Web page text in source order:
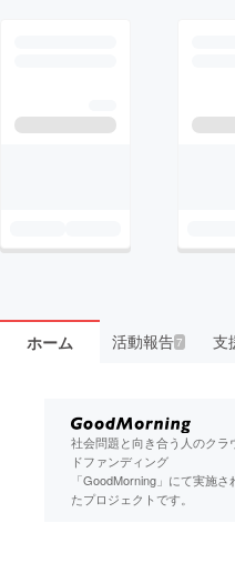
ホーム 活動報告7 支
社会問題と向き合う人のクラ
ドファンディング
「GoodMorning」にて実施さ
たプロジェクトです。